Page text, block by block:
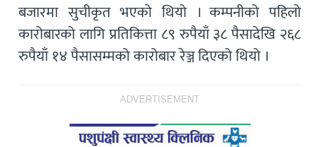
बजारमा सुचीकृत भएको थियो । कम्पनीको पहिलो
कारोबारको लागि प्रतिकित्ता ८९ रुपैयाँ ३८ पैसादेखि २६८
रुपैयाँ १४ पैसासम्मको कारोबार रेञ्ज दिएको थियो ।
ADVERTISEMENT